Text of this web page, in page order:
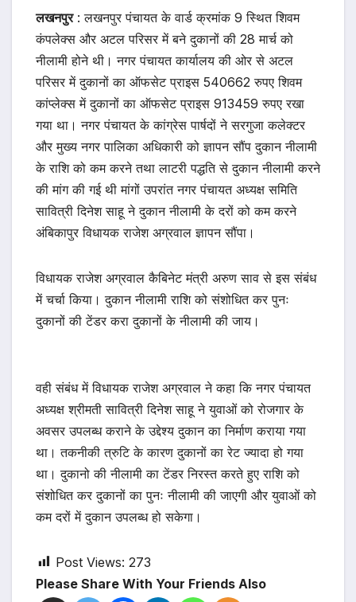
लखनपुर: लखनपुर पंचायत के वार्ड क्रमांक 9 स्थित शिवम
कंपलेक्स और अटल परिसर में बने दुकानों की 28 मार्च को
नीलामी होने थी। नगर पंचायत कार्यालय की ओर से अटल
परिसर में दुकानों का ऑफसेट प्राइस 540662 रुपए शिवम
कांप्लेक्स में दुकानों का ऑफसेट प्राइस 913459 रुपए रखा
गया था। नगर पंचायत के कांग्रेस पार्षदों ने सरगुजा कलेक्टर
और मुख्य नगर पालिका अधिकारी को ज्ञापन सौंप दुकान नीलामी
के राशि को कम करने तथा लाटरी पद्धति से दुकान नीलामी करने
की मांग की गई थी मांगों उपरांत नगर पंचायत अध्यक्ष समिति
सावित्री दिनेश साहू ने दुकान नीलामी के दरों को कम करने
अंबिकापुर विधायक राजेश अग्रवाल ज्ञापन सौंपा।
विधायक राजेश अग्रवाल कैबिनेट मंत्री अरुण साव से इस संबंध
में चर्चा किया। दुकान नीलामी राशि को संशोधित कर पुनः
दुकानों की टेंडर करा दुकानों के नीलामी की जाय।
वही संबंध में विधायक राजेश अग्रवाल ने कहा कि नगर पंचायत
अध्यक्ष श्रीमती सावित्री दिनेश साहू ने युवाओं को रोजगार के
अवसर उपलब्ध कराने के उद्देश्य दुकान का निर्माण कराया गया
था। तकनीकी त्रुटि के कारण दुकानों का रेट ज्यादा हो गया
था। दुकानो की नीलामी का टेंडर निरस्त करते हुए राशि को
संशोधित कर दुकानों का पुनः नीलामी की जाएगी और युवाओं को
कम दरों में दुकान उपलब्ध हो सकेगा।
Post Views: 273
Please Share With Your Friends Also